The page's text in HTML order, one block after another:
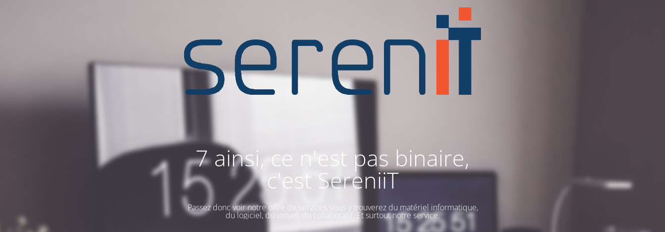
7 ainsi, ce n'est pas binaire,
c'est SereniiT
Passez donc voir notre offre de services, vous y trouverez du matériel informatique,
du logiciel, du virtuel, du collaboratif. Et surtout notre service.